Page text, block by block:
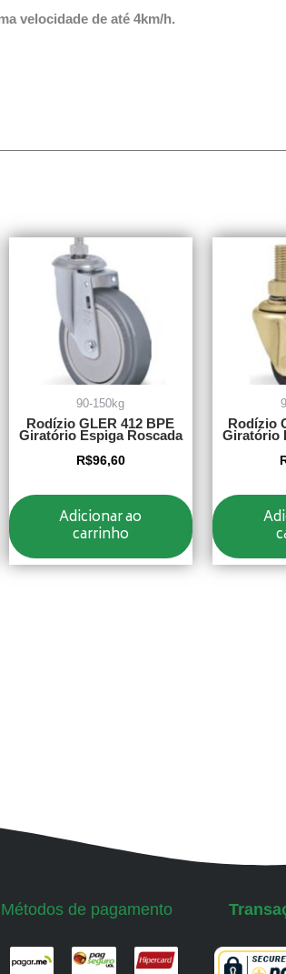
velocidade de até 4km/h.
90-150kg
Rodízio GLER 412 BPE
Giratório Espiga Roscada
R$96,60
Adicionar ao
carrinho
Rodízio
Giratório
Métodos de pagamento